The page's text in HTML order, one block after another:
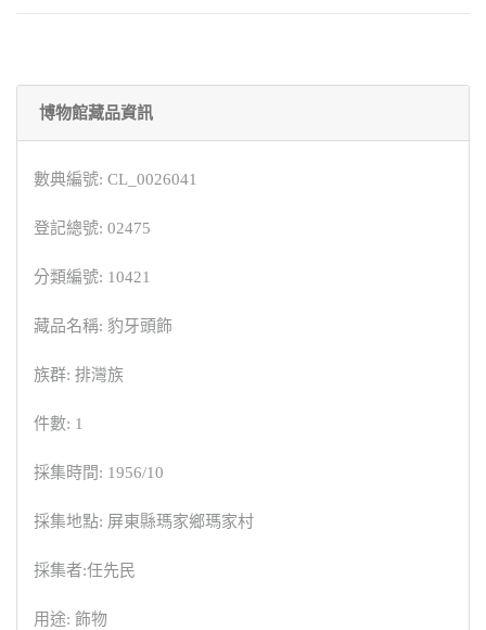
博物館藏品資訊
數典編號: CL_0026041
登記總號: 02475
分類編號: 10421
藏品名稱: 豹牙頭飾
族群: 排灣族
件數: 1
採集時間: 1956/10
採集地點: 屏東縣瑪家鄉瑪家村
採集者:任先民
用途: 飾物